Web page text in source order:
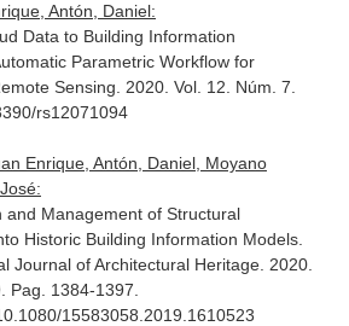
Antón, Daniel:
Data to Building Information
Parametric Workflow for
Sensing . 2020. Vol. 12. Núm. 7.
rs12071094
Enrique, Antón, Daniel, Moyano
and Management of Structural
Historic Building Information Models.
Journal of Architectural Heritage. 2020.
Pag. 1384-1397.
15583058.2019.1610523